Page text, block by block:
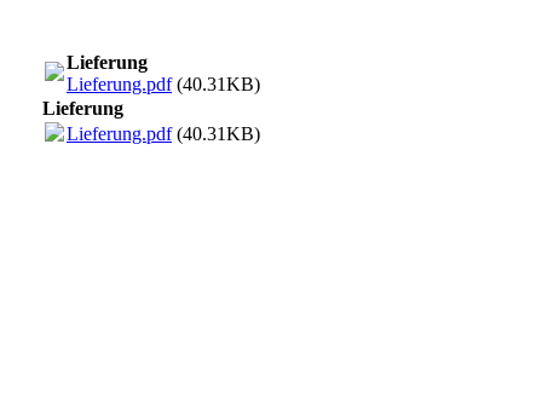
Lieferung
Lieferung.pdf(40.31KB)
Lieferung
Lieferung.pdf(40.31KB)